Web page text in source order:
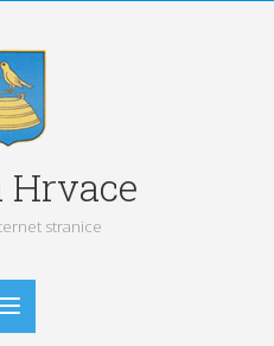
Hrvace
stranice